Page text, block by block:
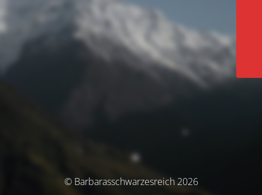
© Barbarasschwarzesreich 2026